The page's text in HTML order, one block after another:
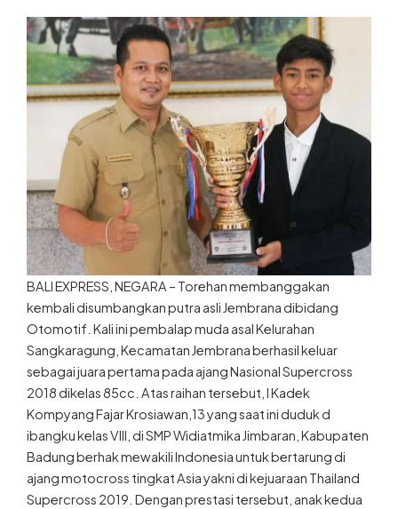
BALI EXPRESS, NEGARA – Torehan membanggakan
kembali disumbangkan putra asli Jembrana dibidang
Otomotif. Kali ini pembalap muda asal Kelurahan
Sangkaragung, Kecamatan Jembrana berhasil keluar
sebagai juara pertama pada ajang Nasional Supercross
2018 dikelas 85cc. Atas raihan tersebut, I Kadek
Kompyang Fajar Krosiawan,13 yang saat ini duduk d
ibangku kelas VIII, di SMP Widiatmika Jimbaran, Kabupaten
Badung berhak mewakili Indonesia untuk bertarung di
ajang motocross tingkat Asia yakni di kejuaraan Thailand
Supercross 2019. Dengan prestasi tersebut, anak kedua